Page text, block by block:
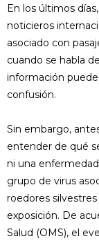
En los últimos
noticieros
asociado con
cuando se habla
información
confusión.
Sin embargo,
entender de qué
ni una
grupo de virus
roedores
exposición. De
Salud (OMS), el